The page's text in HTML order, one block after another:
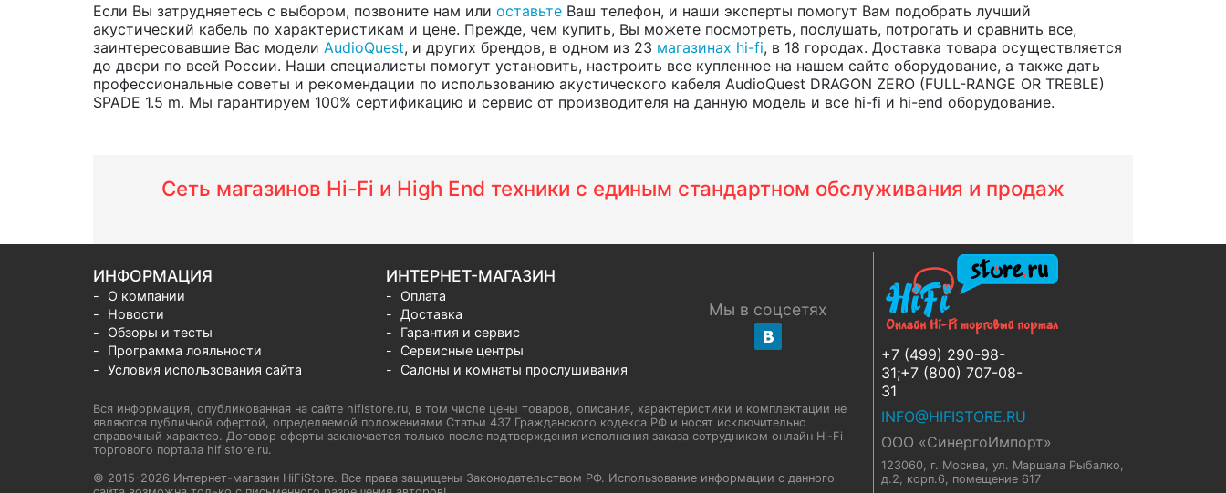
Если Вы затрудняетесь с выбором, позвоните нам или оставьте Ваш телефон, и наши эксперты помогут Вам подобрать лучший
акустический кабель по характеристикам и цене. Прежде, чем купить, Вы можете посмотреть, послушать, потрогать и сравнить все,
заинтересовавшие Вас модели AudioQuest, и других брендов, в одном из 23 магазинах hi-fi, в 18 городах. Доставка товара осуществляется
до двери по всей России. Наши специалисты помогут установить, настроить все купленное на нашем сайте оборудование, а также дать
профессиональные советы и рекомендации по использованию акустического кабеля AudioQuest DRAGON ZERO (FULL-RANGE OR TREBLE)
SPADE 1.5 m. Мы гарантируем 100% сертификацию и сервис от производителя на данную модель и все hi-fi и hi-end оборудование.
Сеть магазинов Hi-Fi и High End техники с единым стандартном обслуживания и продаж
+7 (499) 290-98-
31;+7 (800) 707-08-
31
INFO@HIFISTORE.RU
ООО «СинергоИмпорт»
123060, г. Москва ул. Маршала Рыбалко,
д.2, корп.6, помещение 617
ИНФОРМАЦИЯ
О компании
Новости
Обзоры и тесты
Программа лояльности
Условия использования сайта
ИНТЕРНЕТ-МАГАЗИН
Оплата
Доставка
Гарантия и сервис
Сервисные центры
Салоны и комнаты прослушивания
Мы в соцсетях
Вся информация, опубликованная на сайте hifistore.ru, в том числе цены товаров, описания, характеристики и комплектации не
являются публичной офертой, определяемой положениями Статьи 437 Гражданского кодекса РФ и носят исключительно
справочный характер. Договор оферты заключается только после подтверждения исполнения заказа сотрудником онлайн Hi-Fi
торгового портала hifistore.ru.
© 2015-2026 Интернет-магазин HiFiStore. Все права защищены Законодательством РФ. Использование информации с данного